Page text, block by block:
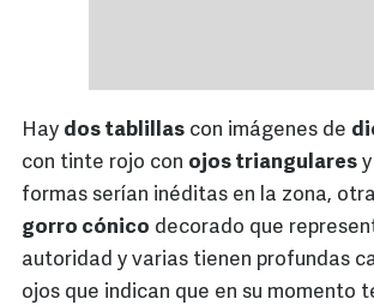
Hay dos tablillas con imágenes de
con tinte rojo con ojos triangulares
formas serían inéditas en la zona,
gorro cónico decorado que
autoridad y varias tienen profundas
ojos que indican que en su momento